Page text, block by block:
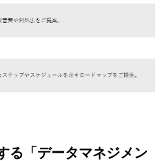
る「データマネジメン